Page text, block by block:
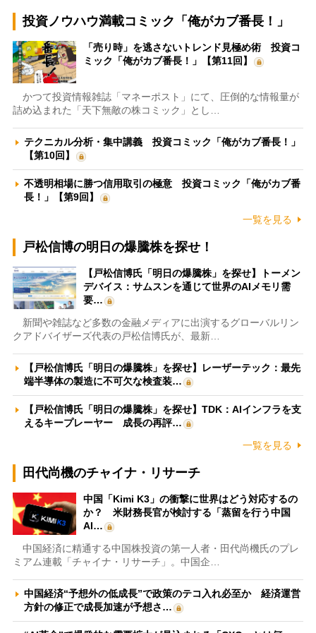
投資ノウハウ満載コミック「俺がカブ番長！」
「売り時」を逃さないトレンド見極め術 投資コ
ミック「俺がカブ番長！」【第11回】
かつて投資情報雑誌「マネーポスト」にて、圧倒的な情報量が
詰め込まれた「天下無敵の株コミック」とし…
テクニカル分析・集中講義 投資コミック「俺がカブ番長！」
【第10回】
不透明相場に勝つ信用取引の極意 投資コミック「俺がカブ番
長！」【第9回】
一覧を見る
戸松信博の明日の爆騰株を探せ！
【戸松信博氏「明日の爆騰株」を探せ】トーメン
デバイス：サムスンを通じて世界のAIメモリ需
要…
新聞や雑誌など多数の金融メディアに出演するグローバルリン
クアドバイザーズ代表の戸松信博氏が、最新…
【戸松信博氏「明日の爆騰株」を探せ】レーザーテック：最先
端半導体の製造に不可欠な検査装…
【戸松信博氏「明日の爆騰株」を探せ】TDK：AIインフラを支
えるキープレーヤー 成長の再評…
一覧を見る
田代尚機のチャイナ・リサーチ
中国「Kimi K3」の衝撃に世界はどう対応するの
か？ 米財務長官が検討する「蒸留を行う中国
AI…
中国経済に精通する中国株投資の第一人者・田代尚機氏のプレ
ミアム連載「チャイナ・リサーチ」。中国企…
中国経済“予想外の低成長”で政策のテコ入れ必至か 経済運営
方針の修正で成長加速が予想さ…